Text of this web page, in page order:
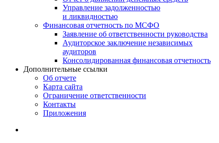
Управление задолженностью
и ликвидностью
Финансовая отчетность по МСФО
Заявление об ответственности руководства
Аудиторское заключение независимых
аудиторов
Консолидированная финансовая отчетность
Дополнительные ссылки
Об отчете
Карта сайта
Ограничение ответственности
Контакты
Приложения